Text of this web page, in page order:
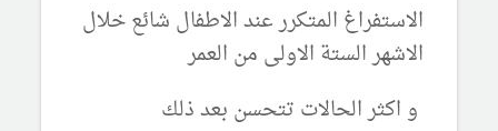
الاستفراغ المتكرر عند الاطفال شائع خلال
الاشهر الستة الاولى من العمر
و اكثر الحالات تتحسن بعد ذلك